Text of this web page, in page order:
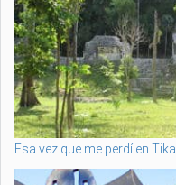
Esa vez que me perdí en Tikal